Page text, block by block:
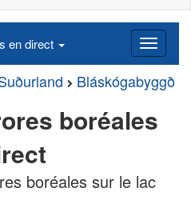
en direct
Bláskógabyggð
boréales
boréales sur le lac